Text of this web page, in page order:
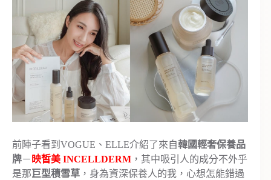
前陣子看到VOGUE、ELLE介紹了來自韓國輕奢保養品
牌－ 映皙美 INCELLDERM ，其中吸引人的成分不外乎
是那 巨型積雪草 ，身為資深保養人的我，心想怎能錯過